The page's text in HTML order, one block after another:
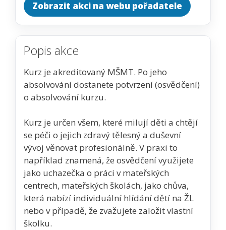
Zobrazit akci na webu pořadatele
Popis akce
Kurz je akreditovaný MŠMT. Po jeho
absolvování dostanete potvrzení (osvědčení)
o absolvování kurzu.
Kurz je určen všem, které milují děti a chtějí
se péči o jejich zdravý tělesný a duševní
vývoj věnovat profesionálně. V praxi to
například znamená, že osvědčení využijete
jako uchazečka o práci v mateřských
centrech, mateřských školách, jako chůva,
která nabízí individuální hlídání dětí na ŽL
nebo v případě, že zvažujete založit vlastní
školku.